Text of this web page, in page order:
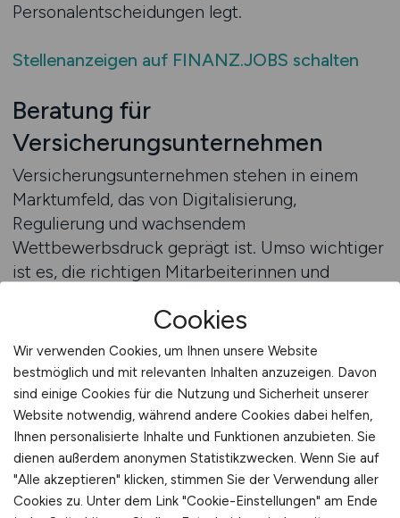
Personalentscheidungen legt.
Stellenanzeigen auf FINANZ.JOBS schalten
Beratung für
Versicherungsunternehmen
Versicherungsunternehmen stehen in einem
Marktumfeld, das von Digitalisierung,
Regulierung und wachsendem
Wettbewerbsdruck geprägt ist. Umso wichtiger
ist es, die richtigen Mitarbeiterinnen und
versiert als auch anpassungsfähig sind.
FINANZ.JOBS bietet Arbeitgebern aus dem
Versicherungswesen individuelle Unterstützung,
um diese Herausforderung erfolgreich zu
meistern.
Wie profitieren Versicherungsunternehmen von
einer individuellen Beratung?
Eine gezielte Beratung hilft, die Anforderungen
Cookies
Wir verwenden Cookies, um Ihnen unsere Website
bestmöglich und mit relevanten Inhalten anzuzeigen. Davon
sind einige Cookies für die Nutzung und Sicherheit unserer
Website notwendig, während andere Cookies dabei helfen,
Ihnen personalisierte Inhalte und Funktionen anzubieten. Sie
dienen außerdem anonymen Statistikzwecken. Wenn Sie auf
"Alle akzeptieren" klicken, stimmen Sie der Verwendung aller
Cookies zu. Unter dem Link "Cookie-Einstellungen" am Ende